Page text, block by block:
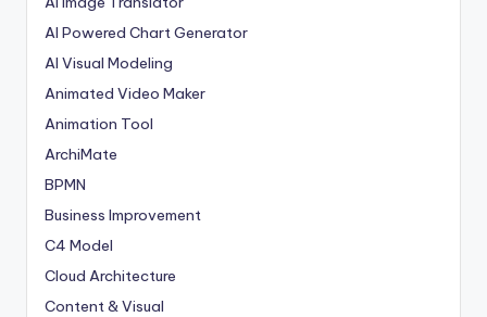
AI Powered Chart Generator
AI Visual Modeling
Animated Video Maker
Animation Tool
ArchiMate
BPMN
Business Improvement
C4 Model
Cloud Architecture
Content & Visual